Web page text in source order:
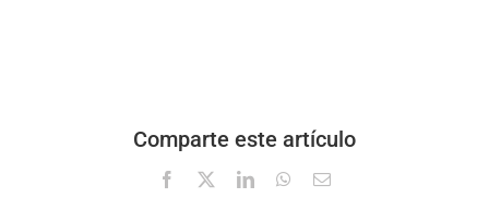
Comparte este artículo
Facebook LinkedInWhatsApp
Correo